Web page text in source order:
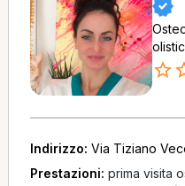
Indirizzo: Via Tiziano
Prestazioni: prima visita